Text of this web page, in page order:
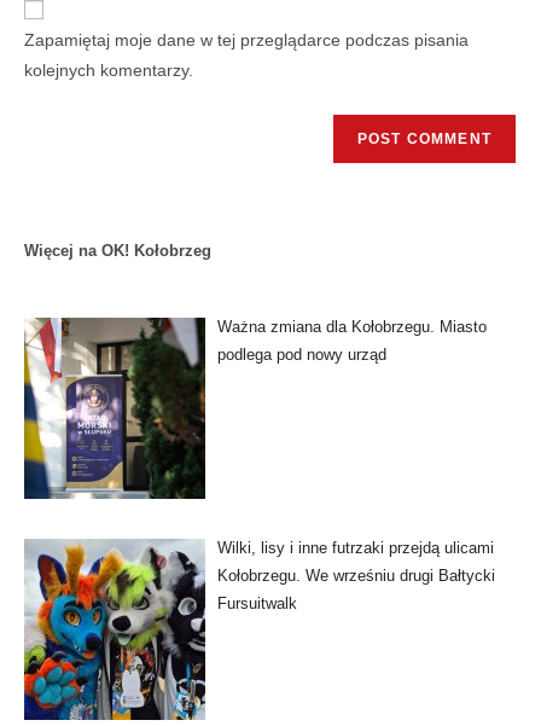
Zapamiętaj moje dane w tej przeglądarce podczas pisania
kolejnych komentarzy.
Więcej na OK! Kołobrzeg
Ważna zmiana dla Kołobrzegu. Miasto
podlega pod nowy urząd
Wilki, lisy i inne futrzaki przejdą ulicami
Kołobrzegu. We wrześniu drugi Bałtycki
Fursuitwalk